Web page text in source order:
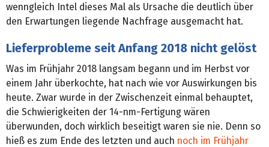
wenngleich Intel dieses Mal als Ursache die deutlich über
den Erwartungen liegende Nachfrage ausgemacht hat.
Lieferprobleme seit Anfang 2018 nicht gelöst
Was im Frühjahr 2018 langsam begann und im Herbst vor
einem Jahr überkochte, hat nach wie vor Auswirkungen bis
heute. Zwar wurde in der Zwischenzeit einmal behauptet,
die Schwierigkeiten der 14-nm-Fertigung wären
überwunden, doch wirklich beseitigt waren sie nie. Denn so
hieß es zum Ende des letzten und auch noch im Frühjahr